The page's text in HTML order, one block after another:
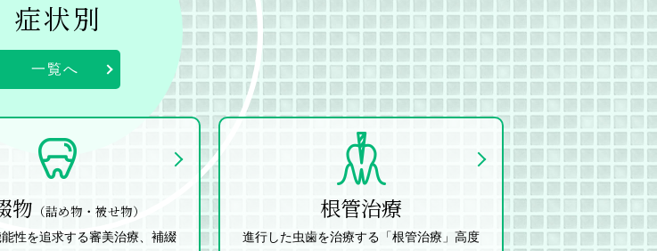
症状別
一覧へ
物 （詰め物・被せ物）
性を追求する審美治療、補綴
根管治療
進行した虫歯を治療する「根管治療」高度